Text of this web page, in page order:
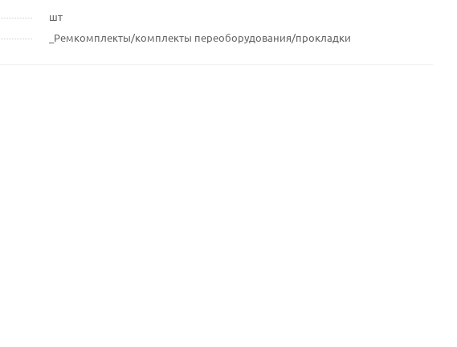
шт
_Ремкомплекты/комплекты переоборудования/прокладки